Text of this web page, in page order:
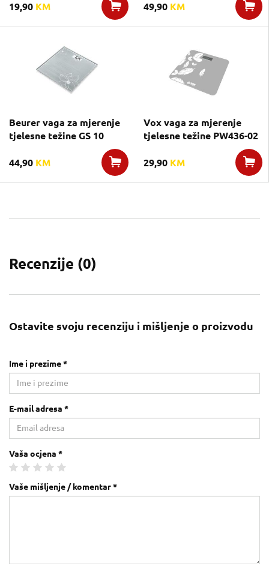
19,90 KM 49,90 KM
Beurer vaga za mjerenje
tjelesne težine GS 10
44,90 KM
Vox vaga za mjerenje
tjelesne težine PW436-02
29,90 KM
Recenzije (0)
Ostavite svoju recenziju i mišljenje o proizvodu
Ime i prezime *
E-mail adresa *
Vaša ocjena *
Vaše mišljenje / komentar *